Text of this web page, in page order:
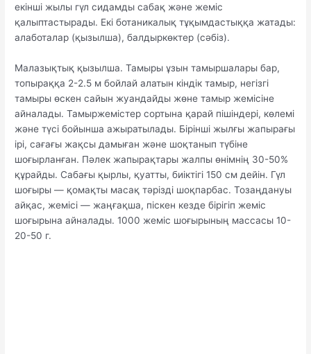
екінші жылы гүл сидамды сабақ және жеміс
қалыптастырады. Екі ботаникалық тұқымдастыққа жатады:
алаботалар (қызылша), балдыркөктер (сәбіз).
Малазықтық қызылша. Тамыры ұзын тамыршалары бар,
топыраққа 2-2.5 м бойлай алатын кіндік тамыр, негізгі
тамыры өскен сайын жуандайды жөне тамыр жемісіне
айналады. Тамыржемістер сортына қарай пішіндері, көлемі
және түсі бойынша ажыратылады. Бірінші жылғы жапырағы
ірі, сағағы жақсы дамыған және шоқтанып түбіне
шоғырланған. Пәлек жапырақтары жалпы өнімнің 30-50%
құрайды. Сабағы қырлы, қуатты, биіктігі 150 см дейін. Гүл
шоғыры — қомақты масақ тәрізді шоқпарбас. Тозаңдануы
айқас, жемісі — жаңғақша, піскен кезде бірігіп жеміс
шоғырына айналады. 1000 жеміс шоғырының массасы 10-
20-50 г.